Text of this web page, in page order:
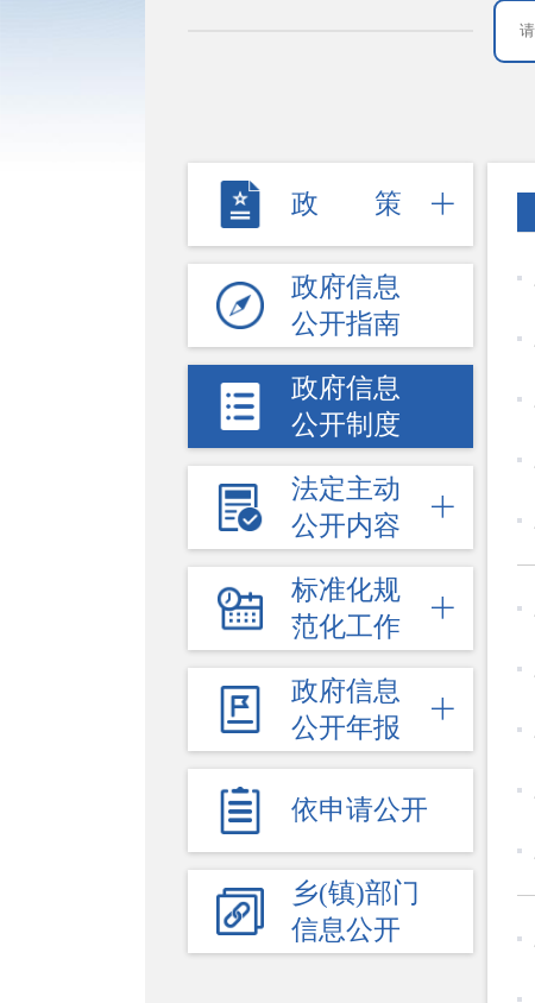
政策
政府信息
公开指南
政府信息
公开制度
法定主动
公开内容
标准化规
范化工作
政府信息
公开年报
依申请公开
乡(镇)部门
信息公开